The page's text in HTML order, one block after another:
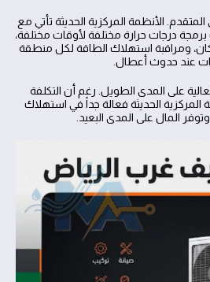
المتقدم. الأنظمة المركزية الحديثة تأتي مع
درجات حرارة مختلفة لأوقات مختلفة،
ومراقبة استهلاك الطاقة لكل منطقة
عند حدوث أعطال.
على المدى الطويل. رغم أن التكلفة
المركزية الحديثة فعالة جداً في استهلاك
المال على المدى البعيد.